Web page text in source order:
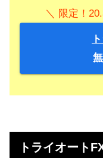
＼ 限定！
トライオート